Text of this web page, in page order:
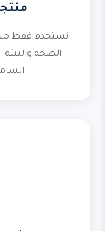
نستخدم فقط
الصحة